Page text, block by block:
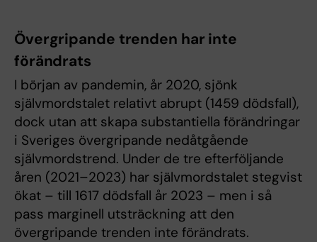
Övergripande trenden har inte
förändrats
I början av pandemin, år 2020, sjönk
självmordstalet relativt abrupt (1459 dödsfall),
dock utan att skapa substantiella förändringar
i Sveriges övergripande nedåtgående
självmordstrend. Under de tre efterföljande
åren (2021–2023) har självmordstalet stegvist
ökat – till 1617 dödsfall år 2023 – men i så
pass marginell utsträckning att den
övergripande trenden inte förändrats.